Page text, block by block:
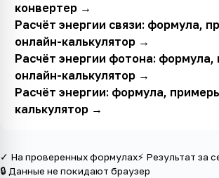
конвертер→
Расчёт энергии связи: формула,
онлайн-калькулятор→
Расчёт энергии фотона: формула,
онлайн-калькулятор→
Расчёт энергии: формула,
калькулятор→
✓ На проверенных формулах⚡ Результат за
🔒 Данные не покидают браузер